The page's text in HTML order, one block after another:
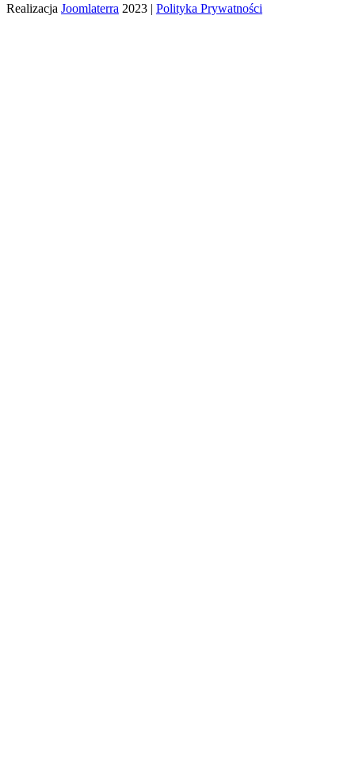
Realizacja Joomlaterra 2023 | Polityka Prywatności